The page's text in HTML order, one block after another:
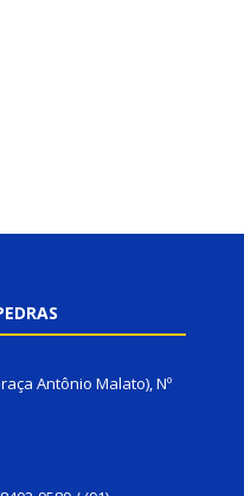
Antônio Malato), Nº